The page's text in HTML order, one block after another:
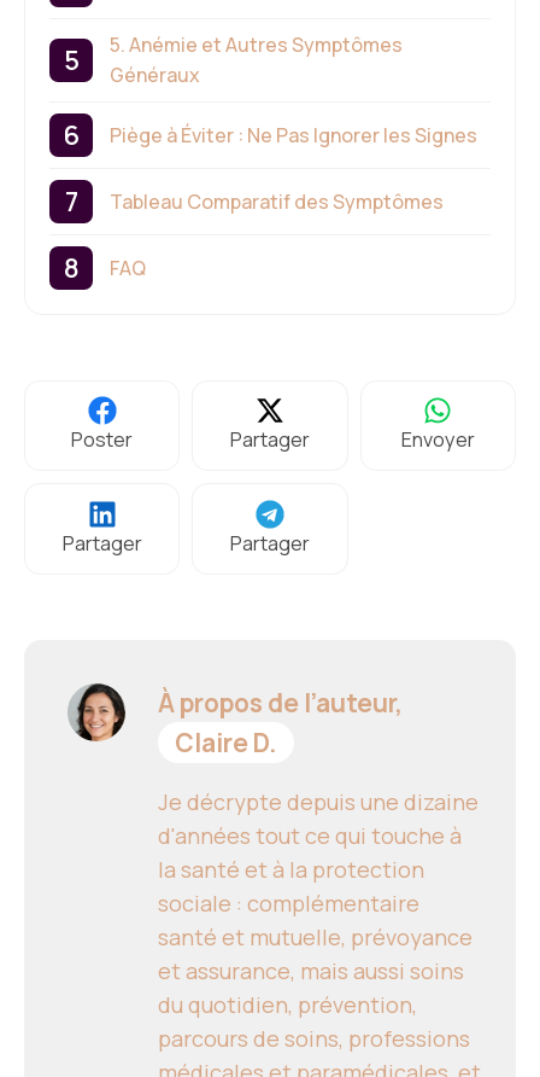
5. Anémie et Autres Symptômes
Généraux
Piège à Éviter : Ne Pas Ignorer les Signes
Tableau Comparatif des Symptômes
FAQ
Poster Partager Envoyer
Partager Partager
À propos de l’auteur,
Claire D.
Je décrypte depuis une dizaine
d'années tout ce qui touche à
la santé et à la protection
sociale : complémentaire
santé et mutuelle, prévoyance
et assurance, mais aussi soins
du quotidien, prévention,
parcours de soins, professions